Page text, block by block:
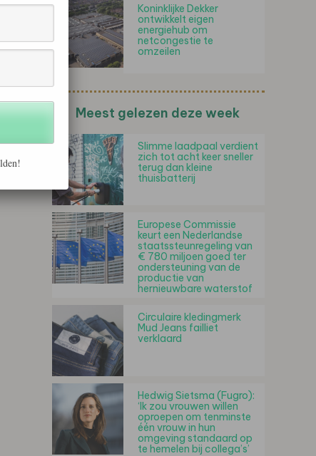
Koninklijke Dekker
ontwikkelt eigen
energiehub om
netcongestie te
omzeilen
Meest gelezen deze week
Slimme laadpaal verdient
zich tot acht keer sneller
terug dan kleine
thuisbatterij
Europese Commissie
keurt een Nederlandse
staatssteunregeling van
€ 780 miljoen goed ter
ondersteuning van de
productie van
hernieuwbare waterstof
Circulaire kledingmerk
Mud Jeans failliet
verklaard
Hedwig Sietsma (Fugro):
‘Ik zou vrouwen willen
oproepen om tenminste
één vrouw in hun
omgeving standaard op
te hemelen bij collega’s’